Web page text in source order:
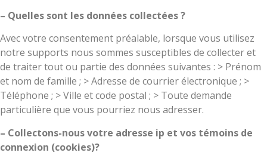
– Quelles sont les données collectées ?
Avec votre consentement préalable, lorsque vous utilisez
notre supports nous sommes susceptibles de collecter et
de traiter tout ou partie des données suivantes : > Prénom
et nom de famille ; > Adresse de courrier électronique ; >
Téléphone ; > Ville et code postal ; > Toute demande
particulière que vous pourriez nous adresser.
– Collectons-nous votre adresse ip et vos témoins de
connexion (cookies)?